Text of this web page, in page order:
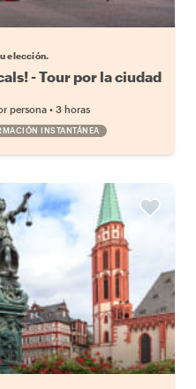
elección.
- Tour por la ciudad
persona • 3 horas
INSTANTÁNEA